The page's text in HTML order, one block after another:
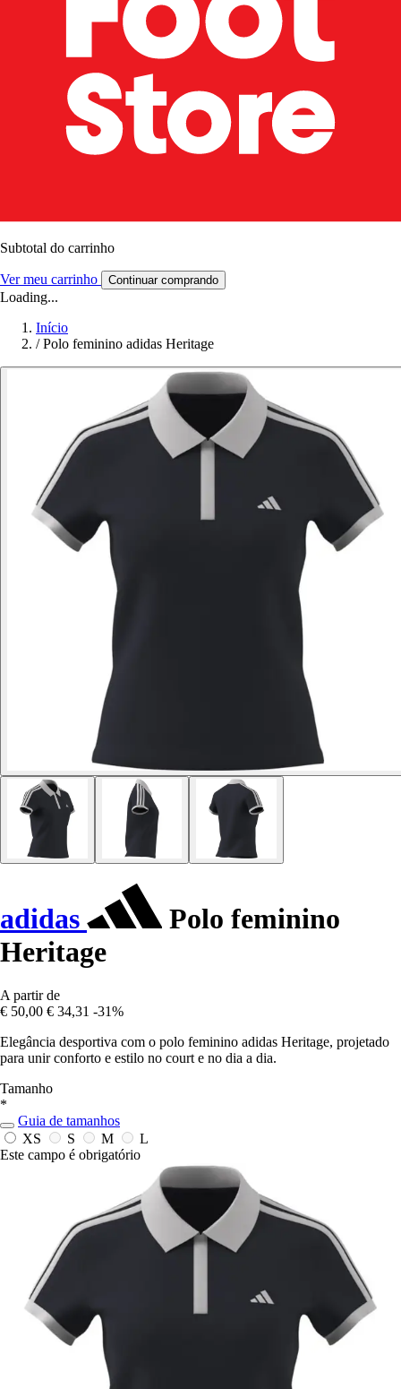
Subtotal do carrinho
Ver meu carrinho Continuar comprando
Loading...
Início
/ Polo feminino adidas Heritage
adidas
Polo feminino
Heritage
A partir de
€ 50,00 € 34,31 -31%
Elegância desportiva com o polo feminino adidas Heritage, projetado
para unir conforto e estilo no court e no dia a dia.
Tamanho
*
Guia de tamanhos
XS
S M
L
Este campo é obrigatório